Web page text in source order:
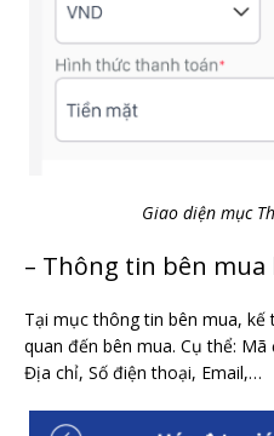
Giao diện mục
– Thông tin bên mua
Tại mục thông tin bên mua, kế
quan đến bên mua. Cụ thể:
Địa chỉ, Số điện thoại, Email,…